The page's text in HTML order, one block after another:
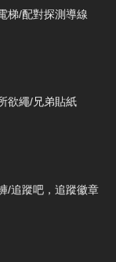
梯/配對探測導線
欲繩/兄弟貼紙
/追蹤吧，追蹤徽章